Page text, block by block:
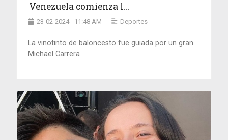
Venezuela comienza l...
23-02-2024 - 11:48 AM Deportes
La vinotinto de baloncesto fue guiada por un gran
Michael Carrera